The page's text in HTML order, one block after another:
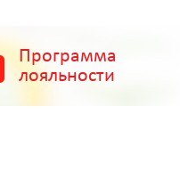
Программа
лояльности